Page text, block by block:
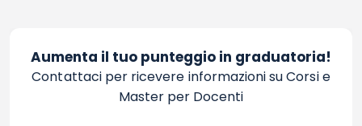
Aumenta il tuo punteggio in graduatoria!
Contattaci per ricevere informazioni su Corsi e
Master per Docenti